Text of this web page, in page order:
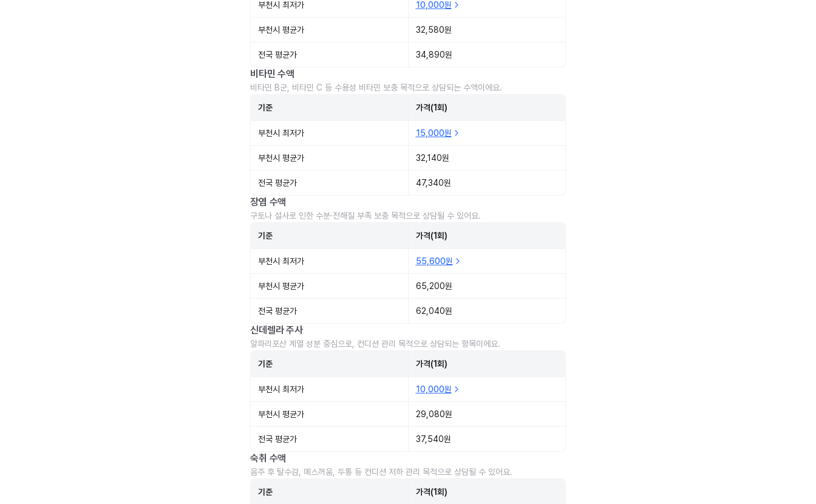
부천시 최저가 10,000원
부천시 평균가 32,580원
전국 평균가 34,890원
비타민 수액
비타민 B군, 비타민 C 등 수용성 비타민 보충 목적으로 상담되는 수액이에요.
기준 가격(1회)
부천시 최저가 15,000원
부천시 평균가 32,140원
전국 평균가 47,340원
장염 수액
구토나 설사로 인한 수분·전해질 부족 보충 목적으로 상담될 수 있어요.
기준 가격(1회)
부천시 최저가 55,600원
부천시 평균가 65,200원
전국 평균가 62,040원
신데렐라 주사
알파리포산 계열 성분 중심으로, 컨디션 관리 목적으로 상담되는 항목이에요.
기준 가격(1회)
부천시 최저가 10,000원
부천시 평균가 29,080원
전국 평균가 37,540원
숙취 수액
음주 후 탈수감, 메스꺼움, 두통 등 컨디션 저하 관리 목적으로 상담될 수 있어요.
기준 가격(1회)